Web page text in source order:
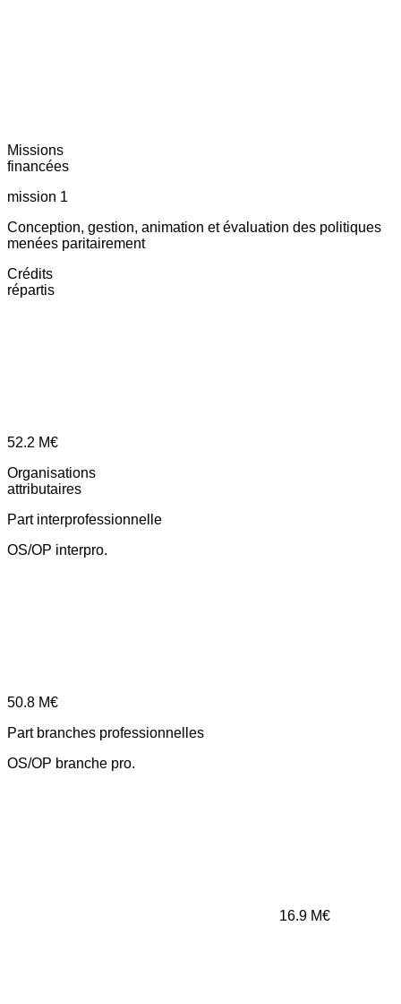
Missions
financées
mission 1
Conception, gestion, animation et évaluation des politiques
menées paritairement
Crédits
répartis
52.2 M€
Organisations
attributaires
Part interprofessionnelle
OS/OP interpro.
50.8 M€
Part branches professionnelles
OS/OP branche pro.
16.9 M€